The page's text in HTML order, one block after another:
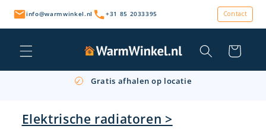
naar de
content
info@warmwinkel.nl +31 85 2033395 Contact
Winkelwagen
Persoonlijk advies & snelle levering
✓ Gratis afhalen op locatie
Elektrische radiatoren >